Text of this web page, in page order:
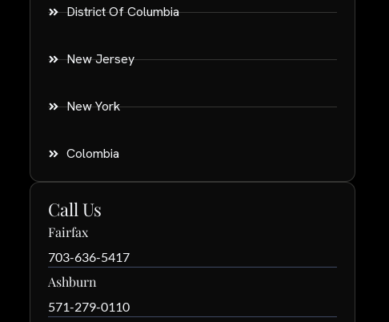
District Of Columbia
New Jersey
New York
Colombia
Call Us
Fairfax
703-636-5417
Ashburn
571-279-0110